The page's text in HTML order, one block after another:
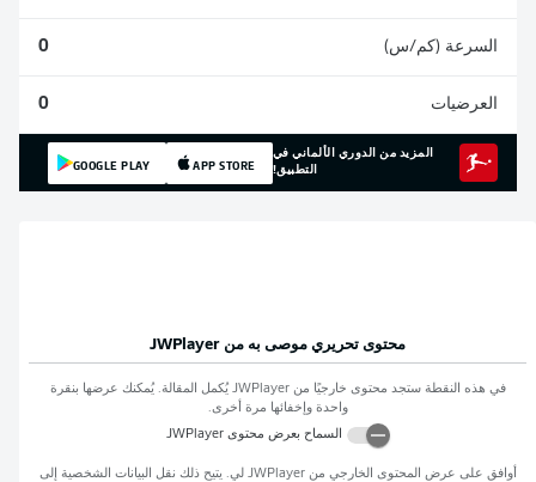
السرعة (كم/س) 0
العرضيات 0
المزيد من الدوري الألماني في
التطبيق!
APP STORE
GOOGLE PLAY
محتوى تحريري موصى به من JWPlayer
في هذه النقطة ستجد محتوى خارجيًا منJWPlayer يُكمل المقالة. يُمكنك عرضها بنقرة
واحدة وإخفائها مرة أخرى.
السماح بعرض محتوىJWPlayer
أوافق على عرض المحتوى الخارجي منJWPlayer لي. يتيح ذلك نقل البيانات الشخصية إلى